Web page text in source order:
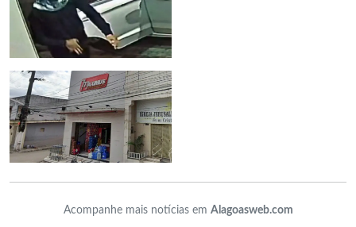
Acompanhe mais notícias em Alagoasweb.com